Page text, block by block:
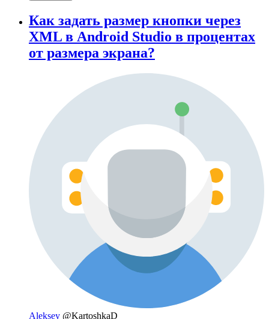
Как задать размер кнопки через
XML в Android Studio в процентах
от размера экрана?
Aleksey @KartoshkaD